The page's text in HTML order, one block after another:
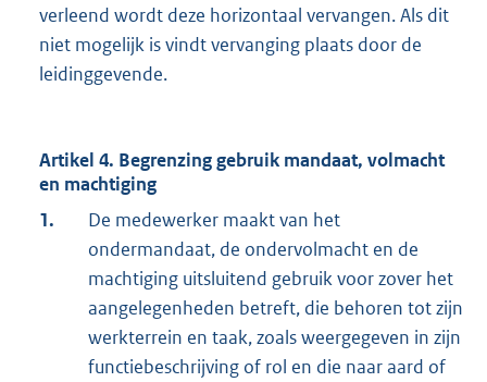
verleend wordt deze horizontaal vervangen. Als dit
niet mogelijk is vindt vervanging plaats door de
leidinggevende.
Artikel 4. Begrenzing gebruik mandaat, volmacht
en machtiging
1.
De medewerker maakt van het
ondermandaat, de ondervolmacht en de
machtiging uitsluitend gebruik voor zover het
aangelegenheden betreft, die behoren tot zijn
werkterrein en taak, zoals weergegeven in zijn
functiebeschrijving of rol en die naar aard of